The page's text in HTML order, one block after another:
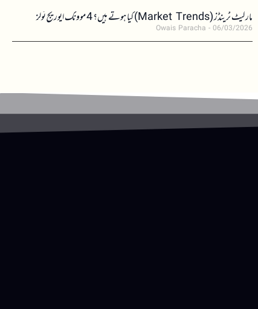
مارکیٹ ٹرینڈز (Market Trends) کیا ہوتے ہیں؟ 4 موونگ ایوریج ٹولز
Owais Paracha 06/03/2026